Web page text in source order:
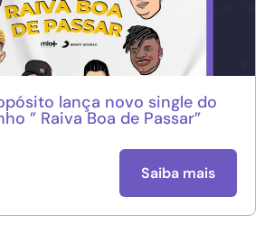
lança novo single do
” Raiva Boa de Passar”
Saiba mais